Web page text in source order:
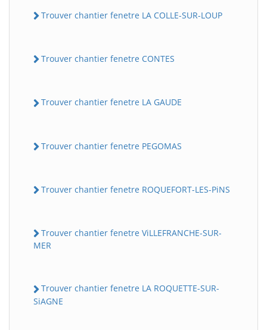
Trouver chantier fenetre LA COLLE-SUR-LOUP
Trouver chantier fenetre CONTES
Trouver chantier fenetre LA GAUDE
Trouver chantier fenetre PEGOMAS
Trouver chantier fenetre ROQUEFORT-LES-PiNS
Trouver chantier fenetre ViLLEFRANCHE-SUR-
MER
Trouver chantier fenetre LA ROQUETTE-SUR-
SiAGNE